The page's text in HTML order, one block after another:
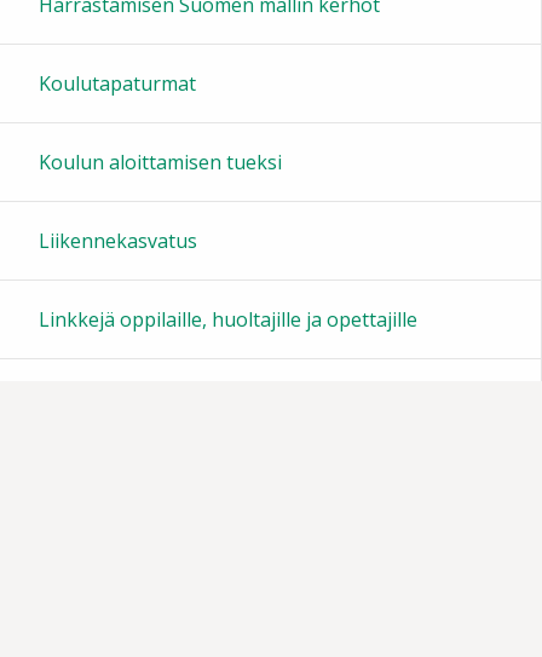
Koulutapaturmat
Koulun aloittamisen tueksi
Liikennekasvatus
Linkkejä oppilaille, huoltajille ja opettajille